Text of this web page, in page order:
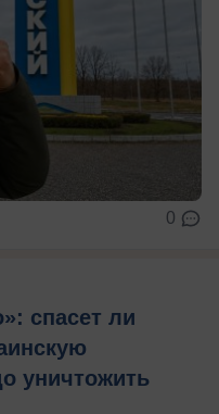
0
спасет ли
уничтожить